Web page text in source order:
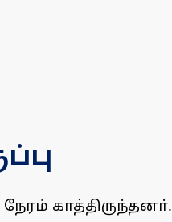
காத்திருந்தனா்.